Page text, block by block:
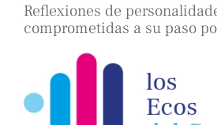
Reflexiones de
comprometidas a su paso